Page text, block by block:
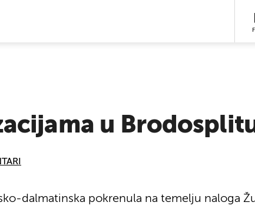
u
dalmatinska pokrenula na temelju naloga